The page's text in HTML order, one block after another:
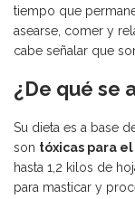
tiempo que
asearse, comer y
cabe señalar que
¿De qué se
Su dieta es a base
son tóxicas para
hasta 1,2 kilos de
para masticar y